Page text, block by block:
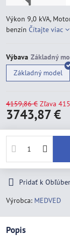
Výkon 9,0 kVA,
benzín Čítajte viac
Výbava
Základný model
4159,86 € Zľava
3743,87 €
Pridať k
Výrobca: MEDVED
Popis